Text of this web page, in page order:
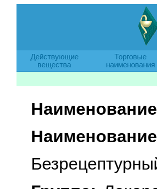
Действующие
вещества
Торговые
наименования
Наименование